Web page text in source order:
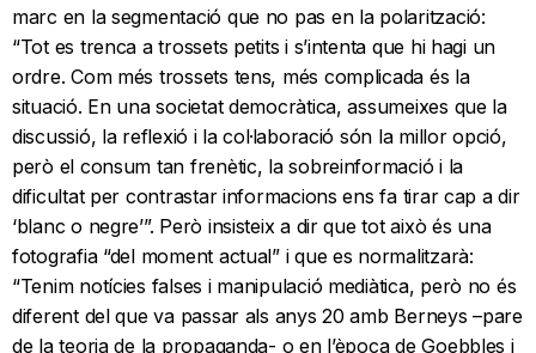
marc en la segmentació que no pas en la polarització:
“Tot es trenca a trossets petits i s’intenta que hi hagi un
ordre. Com més trossets tens, més complicada és la
situació. En una societat democràtica, assumeixes que la
discussió, la reflexió i la col·laboració són la millor opció,
però el consum tan frenètic, la sobreinformació i la
dificultat per contrastar informacions ens fa tirar cap a dir
‘blanc o negre’”. Però insisteix a dir que tot això és una
fotografia “del moment actual” i que es normalitzarà:
“Tenim notícies falses i manipulació mediàtica, però no és
diferent del que va passar als anys 20 amb Berneys –pare
de la teoria de la propaganda- o en l’època de Goebbles i